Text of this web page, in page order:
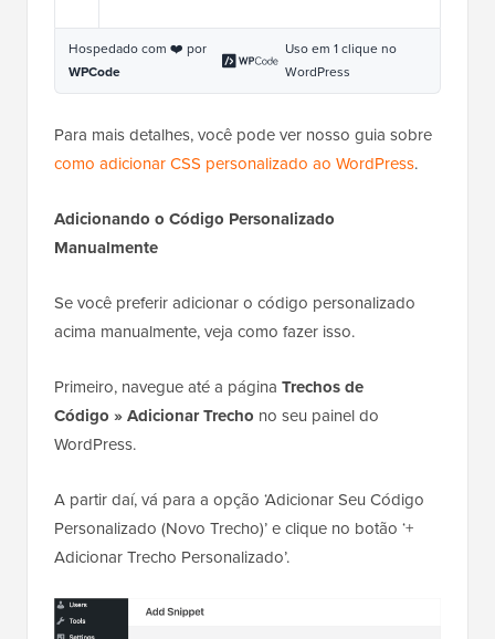
Hospedado com ❤️ por
WPCode
Uso em 1 clique no
WordPress
Para mais detalhes, você pode ver nosso guia sobre
como adicionar CSS personalizado ao WordPress.
Adicionando o Código Personalizado
Manualmente
Se você preferir adicionar o código personalizado
acima manualmente, veja como fazer isso.
Primeiro, navegue até a página Trechos de
Código »Adicionar Trecho no seu painel do
WordPress.
A partir daí, vá para a opção ‘Adicionar Seu Código
Personalizado (Novo Trecho)’ e clique no botão ‘+
Adicionar Trecho Personalizado’.